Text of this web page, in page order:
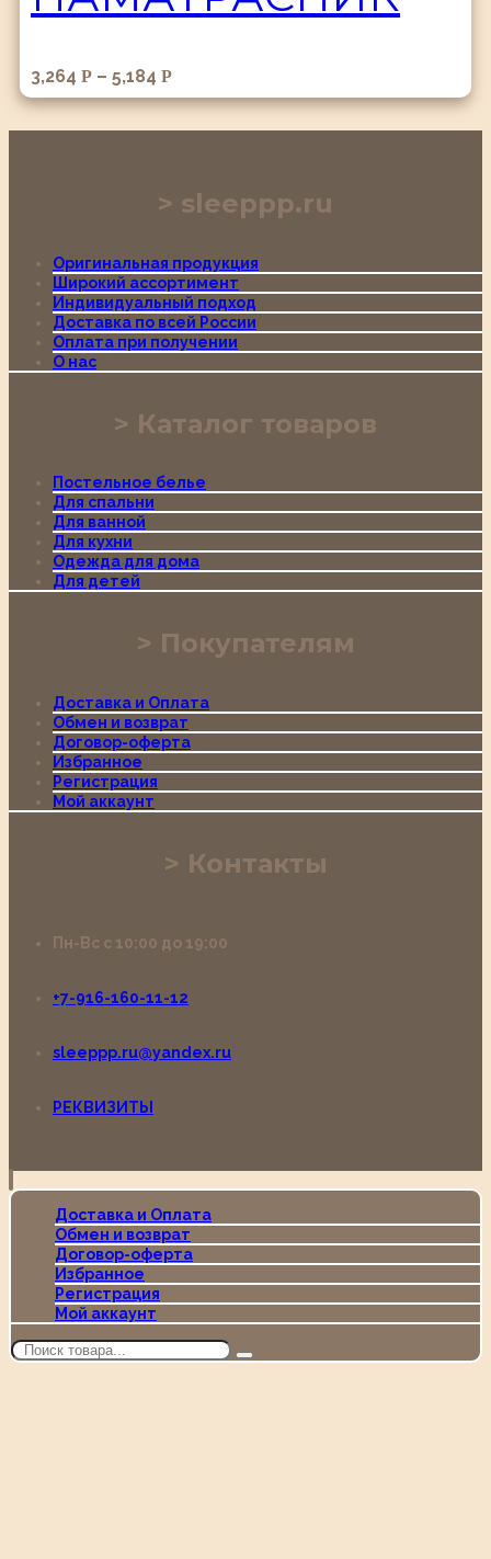
3,264 Р – 5,184 Р
sleeppp.ru
Оригинальная продукция
Широкий ассортимент
Индивидуальный подход
Доставка по всей России
Оплата при получении
О нас
Каталог товаров
Постельное белье
Для спальни
Для ванной
Для кухни
Одежда для дома
Для детей
Покупателям
Доставка и Оплата
Обмен и возврат
Договор-оферта
Избранное
Регистрация
Мой аккаунт
Контакты
Пн-Вс с 10:00 до 19:00
+7-916-160-11-12
sleeppp.ru@yandex.ru
РЕКВИЗИТЫ
Доставка и Оплата
Обмен и возврат
Договор-оферта
Избранное
Регистрация
Мой аккаунт